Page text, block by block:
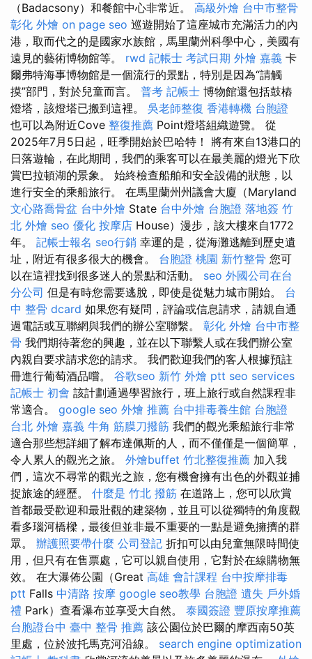
（Badacsony）和餐館中心非常近。 高級外燴 台中市整骨
彰化 外燴 on page seo 巡遊開始了這座城市充滿活力的內
港，取而代之的是國家水族館，馬里蘭州科學中心，美國有
遠見的藝術博物館等。 rwd 記帳士 考試日期 外燴 嘉義 卡
爾弗特海事博物館是一個流行的景點，特別是因為“請觸
摸”部門，對於兒童而言。 普考 記帳士 博物館還包括鼓樁
燈塔，該燈塔已搬到這裡。 吳老師整復 香港轉機 台胞證
也可以為附近Cove 整復推薦 Point燈塔組織遊覽。 從
2025年7月5日起，旺季開始於巴哈特！ 將有來自13港口的
日落遊輪，在此期間，我們的乘客可以在最美麗的燈光下欣
賞巴拉頓湖的景象。 始終檢查船舶和安全設備的狀態，以
進行安全的乘船旅行。 在馬里蘭州州議會大廈（Maryland
文心路喬骨盆 台中外燴 State 台中外燴 台胞證 落地簽 竹
北 外燴 seo 優化 按摩店 House）漫步，該大樓來自1772
年。 記帳士報名 seo行銷 幸運的是，從海灘逃離到歷史遺
址，附近有很多很大的機會。 台胞證 桃園 新竹整骨 您可
以在這裡找到很多迷人的景點和活動。 seo 外國公司在台
分公司 但是有時您需要逃脫，即使是從魅力城市開始。 台
中 整骨 dcard 如果您有疑問，評論或信息請求，請親自通
過電話或互聯網與我們的辦公室聯繫。 彰化 外燴 台中市整
骨 我們期待著您的興趣，並在以下聯繫人或在我們辦公室
內親自要求請求您的請求。 我們歡迎我們的客人根據預註
冊進行葡萄酒品嚐。 谷歌seo 新竹 外燴 ptt seo services
記帳士 初會 該計劃通過學習旅行，班上旅行或自然課程非
常適合。 google seo 外燴 推薦 台中排毒養生館 台胞證
台北 外燴 嘉義 牛角 筋膜刀撥筋 我們的觀光乘船旅行非常
適合那些想詳細了解布達佩斯的人，而不僅僅是一個簡單，
令人累人的觀光之旅。 外燴buffet 竹北整復推薦 加入我
們，這次不尋常的觀光之旅，您有機會擁有出色的外觀並捕
捉旅途的經歷。 什麼是 竹北 撥筋 在道路上，您可以欣賞
首都最受歡迎和最壯觀的建築物，並且可以從獨特的角度觀
看多瑙河橋樑，最後但並非最不重要的一點是避免擁擠的群
眾。 辦護照要帶什麼 公司登記 折扣可以由兒童無限時間使
用，但只有在售票處，它可以親自使用，它對於在線購物無
效。 在大瀑佈公園（Great 高雄 會計課程 台中按摩排毒
ptt Falls 中清路 按摩 google seo教學 台胞證 遺失 戶外婚
禮 Park）查看瀑布並享受大自然。 泰國簽證 豐原按摩推薦
台胞證台中 臺中 整骨 推薦 該公園位於巴爾的摩西南50英
里處，位於波托馬克河沿線。 search engine optimization